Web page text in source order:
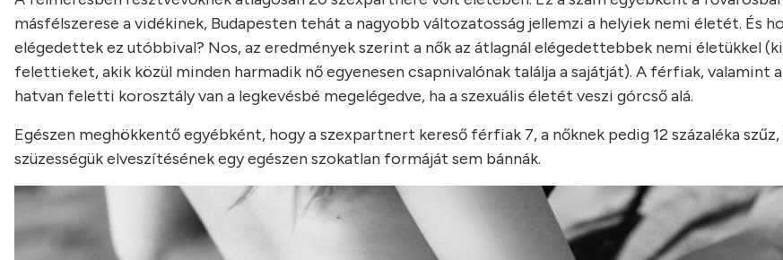
másfélszerese a vidékinek, Budapesten tehát a nagyobb változatosság jellemzi a helyiek nemi életét. És
elégedettek ez utóbbival? Nos, az eredmények szerint a nők az átlagnál elégedettebbek nemi életükkel
felettieket, akik közül minden harmadik nő egyenesen csapnivalónak találja a sajátját). A férfiak, valamint
hatvan feletti korosztály van a legkevésbé megelégedve, ha a szexuális életét veszi górcső alá.
Egészen meghökkentő egyébként, hogy a szexpartnert kereső férfiak 7, a nőknek pedig 12 százaléka
szüzességük elveszítésének egy egészen szokatlan formáját sem bánnák.